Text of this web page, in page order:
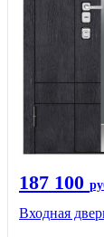
187 100
Входная